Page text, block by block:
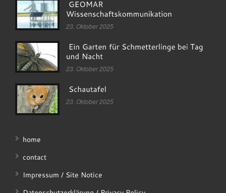
23. Oktober 2025
23. Oktober 2025
23. Oktober 2025
home
contact
Impressum / Site Notice